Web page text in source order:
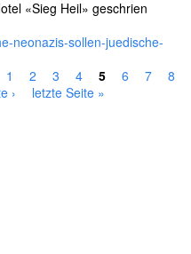
«Sieg Heil» geschrien
neonazis-sollen-juedische-
1 2 3 4 5 6 7
8
› letzte Seite »